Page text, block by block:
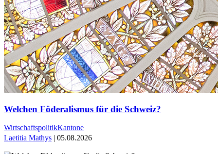
Welchen Föderalismus für die Schweiz?
WirtschaftspolitikKantone
Laetitia Mathys | 05.08.2026